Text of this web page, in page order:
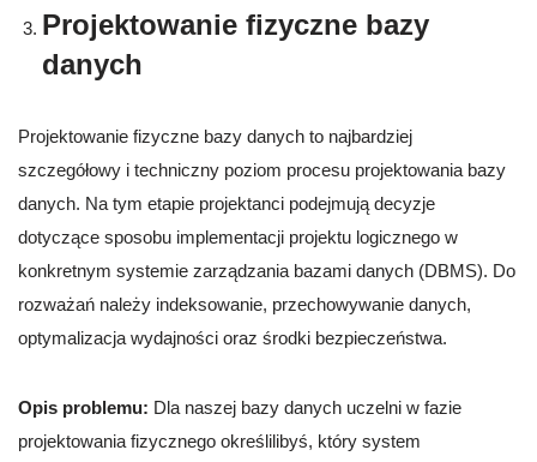
Projektowanie fizyczne bazy
danych
Projektowanie fizyczne bazy danych to najbardziej
szczegółowy i techniczny poziom procesu projektowania bazy
danych. Na tym etapie projektanci podejmują decyzje
dotyczące sposobu implementacji projektu logicznego w
konkretnym systemie zarządzania bazami danych (DBMS). Do
rozważań należy indeksowanie, przechowywanie danych,
optymalizacja wydajności oraz środki bezpieczeństwa.
Opis problemu: Dla naszej bazy danych uczelni w fazie
projektowania fizycznego określilibyś, który system